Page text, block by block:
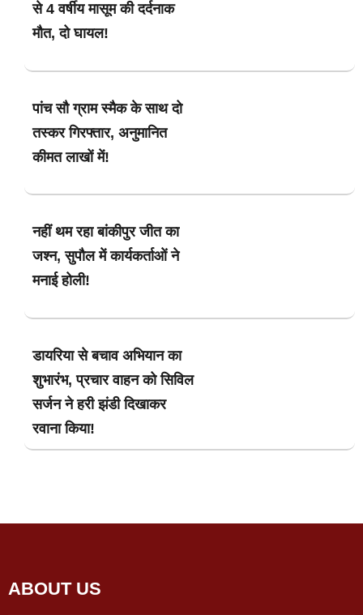
से 4 वर्षीय मासूम की दर्दनाक
मौत, दो घायल!
पांच सौ ग्राम स्मैक के साथ दो
तस्कर गिरफ्तार, अनुमानित
कीमत लाखों में!
नहीं थम रहा बांकीपुर जीत का
जश्न, सुपौल में कार्यकर्ताओं ने
मनाई होली!
डायरिया से बचाव अभियान का
शुभारंभ, प्रचार वाहन को सिविल
सर्जन ने हरी झंडी दिखाकर
रवाना किया!
ABOUT US